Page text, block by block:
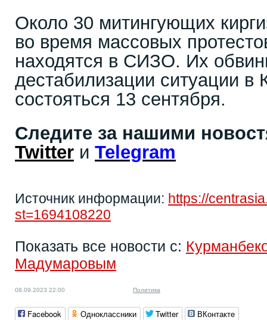
Около 30 митингующих
во время массовых
находятся в СИЗО. Их
дестабилизации ситуации в
состояться 13 сентября.
Следите за нашими
Twitter и Telegram
Источник информации: https://
st=1694108220
Показать все новости с:
Мадумаровым
08.09.2023 22:00 Политика
Facebook Одноклассники Twitter ВКонтакте